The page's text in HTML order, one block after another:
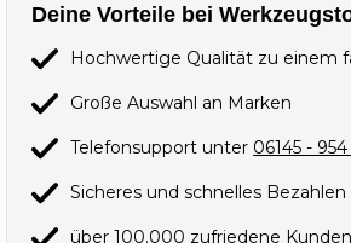
Deine Vorteile bei
Hochwertige Qualität zu einem
Große Auswahl an Marken
Telefonsupport unter 06145 - 954
Sicheres und schnelles Bezahlen
über 100.000 zufriedene Kunden